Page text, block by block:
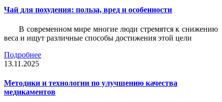
Чай для похудения: польза, вред и особенности
В современном мире многие люди стремятся к снижению
веса и ищут различные способы достижения этой цели
Подробнее
13.11.2025
Методики и технологии по улучшению качества
медикаментов